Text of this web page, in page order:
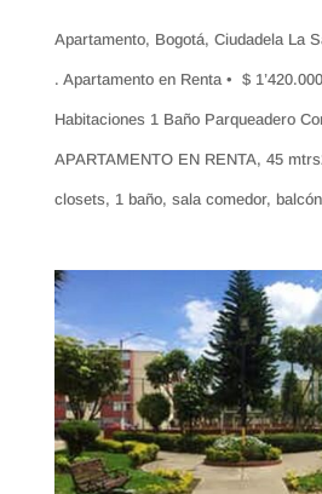
Apartamento, Bogotá, Ciudadela La
. Apartamento en Renta • $
Habitaciones 1 Baño Parqueadero
APARTAMENTO EN RENTA, 45
closets, 1 baño, sala comedor,